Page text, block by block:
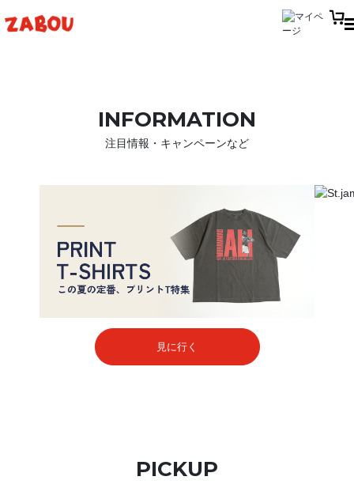
INFORMATION
注目情報・キャンペーンなど
見に行く
PICKUP